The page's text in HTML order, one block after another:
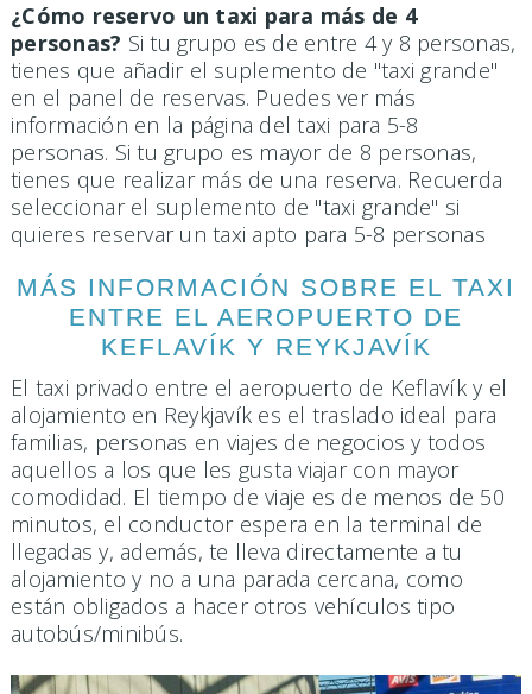
¿Cómo reservo un taxi para más de 4
personas? Si tu grupo es de entre 4 y 8 personas,
tienes que añadir el suplemento de "taxi grande"
en el panel de reservas. Puedes ver más
información en la página del taxi para 5-8
personas. Si tu grupo es mayor de 8 personas,
tienes que realizar más de una reserva. Recuerda
seleccionar el suplemento de "taxi grande" si
quieres reservar un taxi apto para 5-8 personas
MÁS INFORMACIÓN SOBRE EL TAXI
ENTRE EL AEROPUERTO DE
KEFLAVÍK Y REYKJAVÍK
El taxi privado entre el aeropuerto de Keflavík y el
alojamiento en Reykjavík es el traslado ideal para
familias, personas en viajes de negocios y todos
aquellos a los que les gusta viajar con mayor
comodidad. El tiempo de viaje es de menos de 50
minutos, el conductor espera en la terminal de
llegadas y, además, te lleva directamente a tu
alojamiento y no a una parada cercana, como
están obligados a hacer otros vehículos tipo
autobús/minibús.